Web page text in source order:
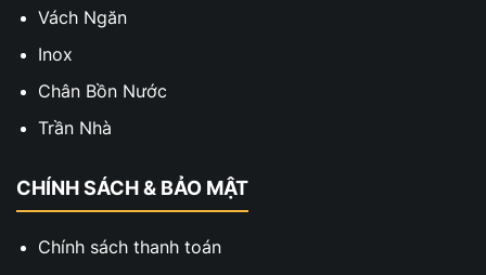
Vách Ngăn
Inox
Chân Bồn Nước
Trần Nhà
CHÍNH SÁCH & BẢO MẬT
Chính sách thanh toán